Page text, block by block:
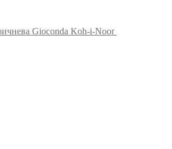
Gioconda Koh-i-Noor